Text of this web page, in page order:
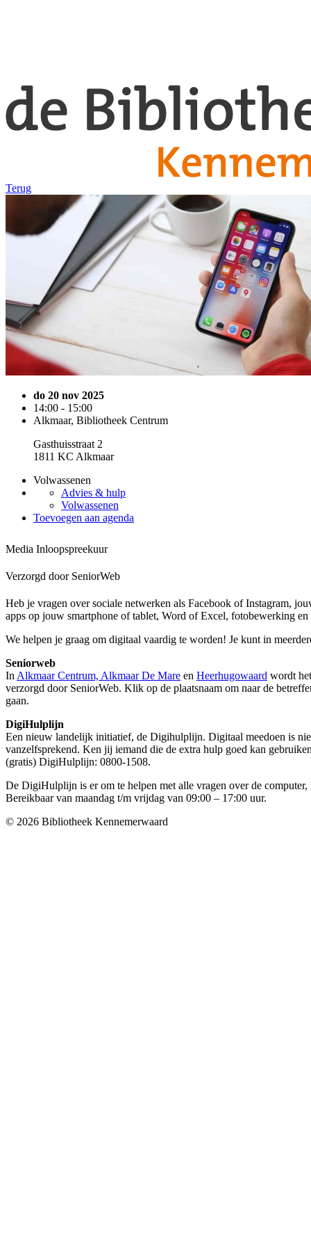
Terug
do 20 nov 2025
14:00 - 15:00
Alkmaar, Bibliotheek Centrum
Gasthuisstraat 2
1811 KC Alkmaar
Volwassenen
Advies & hulp
Volwassenen
Toevoegen aan agenda
Media Inloopspreekuur
Verzorgd door SeniorWeb
Heb je vragen over sociale netwerken als Facebook of Instagram,
apps op jouw smartphone of tablet, Word of Excel, fotobewerking en
We helpen je graag om digitaal vaardig te worden! Je kunt in
Seniorweb
In Alkmaar Centrum, Alkmaar De Mare en Heerhugowaard wordt
verzorgd door SeniorWeb. Klik op de plaatsnaam om naar de
gaan.
DigiHulplijn
Een nieuw landelijk initiatief, de Digihulplijn. Digitaal meedoen is
vanzelfsprekend. Ken jij iemand die de extra hulp goed kan
(gratis) DigiHulplijn: 0800-1508.
De DigiHulplijn is er om te helpen met alle vragen over de computer,
Bereikbaar van maandag t/m vrijdag van 09:00 – 17:00 uur.
© 2026 Bibliotheek Kennemerwaard